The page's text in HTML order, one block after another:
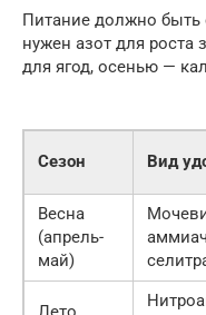
Питание должно
нужен азот для
для ягод, осенью —
Сезон Вид
Весна
(апрель-
май)